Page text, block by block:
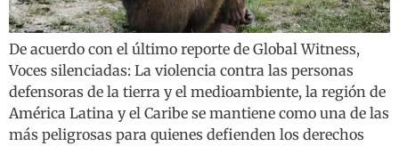
De acuerdo con el último reporte de Global Witness,
Voces silenciadas: La violencia contra las personas
defensoras de la tierra y el medioambiente, la región de
América Latina y el Caribe se mantiene como una de las
más peligrosas para quienes defienden los derechos